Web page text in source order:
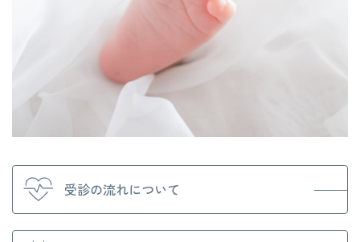
受診の流れについて